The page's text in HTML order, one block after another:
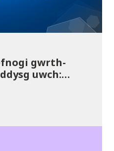
gwrth-
uwch:
2024/25